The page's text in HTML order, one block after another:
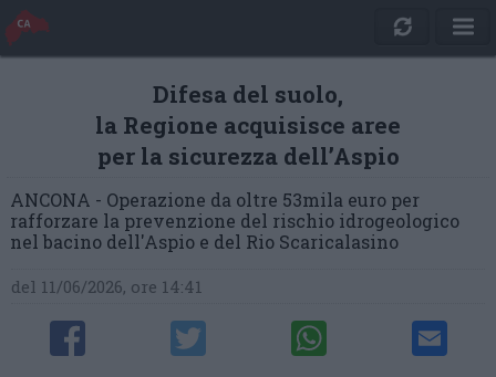
Difesa del suolo,
la Regione acquisisce aree
per la sicurezza dell’Aspio
ANCONA - Operazione da oltre 53mila euro per
rafforzare la prevenzione del rischio idrogeologico
nel bacino dell'Aspio e del Rio Scaricalasino
del 11/06/2026, ore 14:41